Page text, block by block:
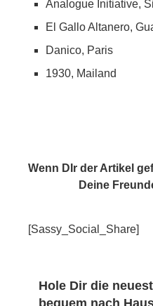
Analogue Initiative,
El Gallo Altanero,
Danico, Paris
1930, Mailand
Wenn DIr der Artikel
Deine
[Sassy_Social_Share]
Hole Dir die
bequem nach